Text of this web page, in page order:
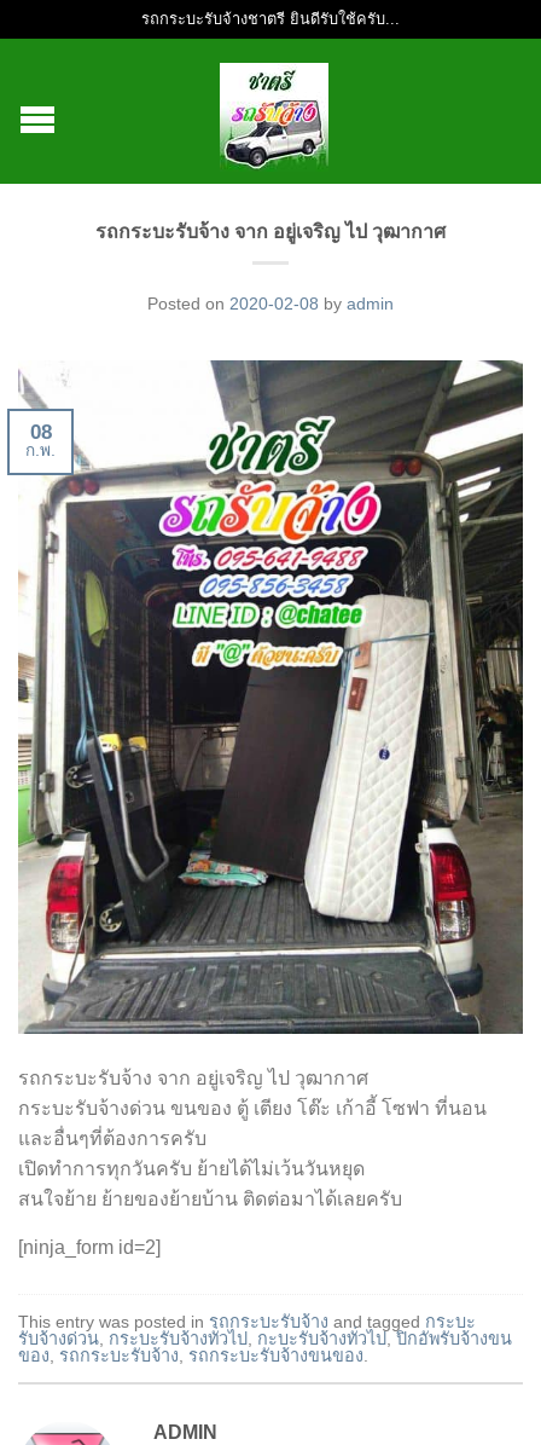
รถกระบะรับจ้างชาตรี ยินดีรับใช้ครับ...
รถกระบะรับจ้าง จาก อยู่เจริญ ไป วุฒากาศ
Posted on 2020-02-08 by admin
08
ก.พ.
รถกระบะรับจ้าง จาก อยู่เจริญ ไป วุฒากาศ
กระบะรับจ้างด่วน ขนของ ตู้ เตียง โต๊ะ เก้าอี้ โซฟา ที่นอน
และอื่นๆที่ต้องการครับ
เปิดทำการทุกวันครับ ย้ายได้ไม่เว้นวันหยุด
สนใจย้าย ย้ายของย้ายบ้าน ติดต่อมาได้เลยครับ
[ninja_form id=2]
This entry was posted in รถกระบะรับจ้าง and tagged กระบะ
รับจ้างด่วน, กระบะรับจ้างทั่วไป, กะบะรับจ้างทั่วไป, ปิกอัพรับจ้างขน
ของ, รถกระบะรับจ้าง, รถกระบะรับจ้างขนของ.
ADMIN